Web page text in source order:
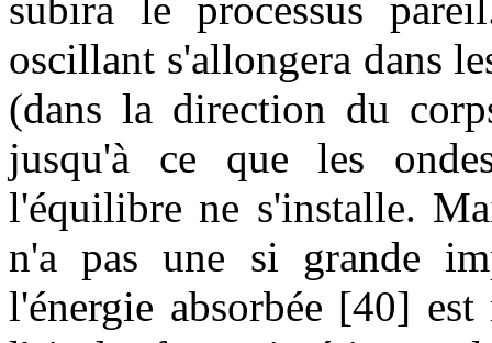
subira le processus
oscillant s'allongera dans
(dans la direction du
jusqu'à ce que les
l'équilibre ne s'installe.
n'a pas une si grande
l'énergie absorbée [40]